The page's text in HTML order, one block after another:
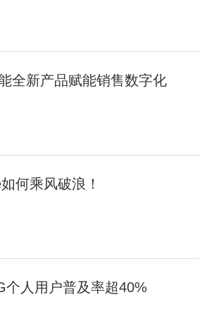
全新产品赋能销售数字化
何乘风破浪！
个人用户普及率超40%